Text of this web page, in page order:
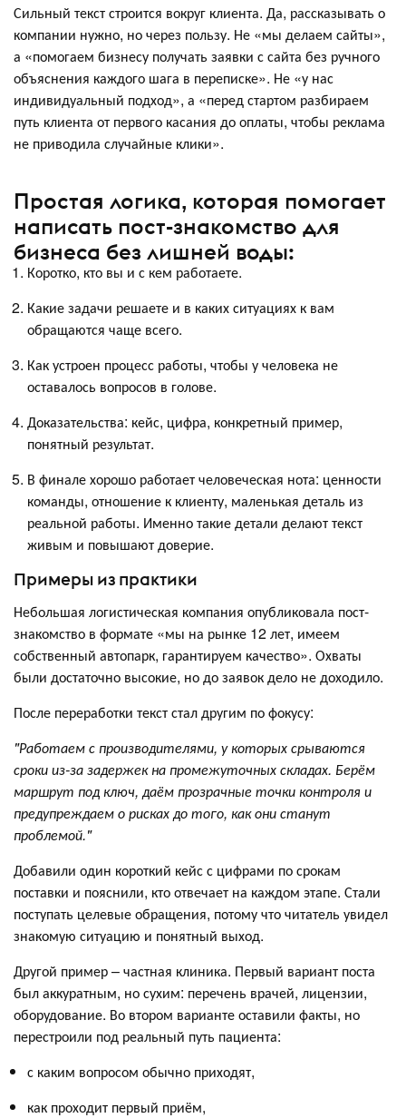
Сильный текст строится вокруг клиента. Да, рассказывать о
компании нужно, но через пользу. Не «мы делаем сайты»,
а «помогаем бизнесу получать заявки с сайта без ручного
объяснения каждого шага в переписке». Не «у нас
индивидуальный подход», а «перед стартом разбираем
путь клиента от первого касания до оплаты, чтобы реклама
не приводила случайные клики».
Простая логика, которая помогает
написать пост-знакомство для
бизнеса без лишней воды:
Коротко, кто вы и с кем работаете.
Какие задачи решаете и в каких ситуациях к вам
обращаются чаще всего.
Как устроен процесс работы, чтобы у человека не
оставалось вопросов в голове.
Доказательства: кейс, цифра, конкретный пример,
понятный результат.
В финале хорошо работает человеческая нота: ценности
команды, отношение к клиенту, маленькая деталь из
реальной работы. Именно такие детали делают текст
живым и повышают доверие.
Примеры из практики
Небольшая логистическая компания опубликовала пост-
знакомство в формате «мы на рынке 12 лет, имеем
собственный автопарк, гарантируем качество». Охваты
были достаточно высокие, но до заявок дело не доходило.
После переработки текст стал другим по фокусу:
"Работаем с производителями, у которых срываются
сроки из-за задержек на промежуточных складах. Берём
маршрут под ключ, даём прозрачные точки контроля и
предупреждаем о рисках до того, как они станут
проблемой."
Добавили один короткий кейс с цифрами по срокам
поставки и пояснили, кто отвечает на каждом этапе. Стали
поступать целевые обращения, потому что читатель увидел
знакомую ситуацию и понятный выход.
Другой пример – частная клиника. Первый вариант поста
был аккуратным, но сухим: перечень врачей, лицензии,
оборудование. Во втором варианте оставили факты, но
перестроили под реальный путь пациента:
с каким вопросом обычно приходят,
как проходит первый приём,